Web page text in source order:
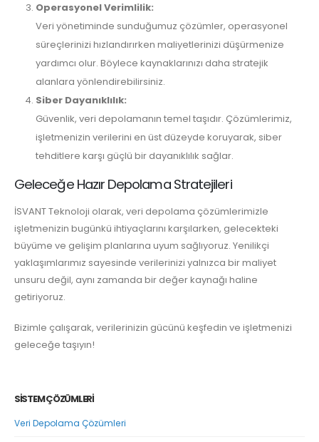
Operasyonel Verimlilik:
Veri yönetiminde sunduğumuz çözümler, operasyonel
süreçlerinizi hızlandırırken maliyetlerinizi düşürmenize
yardımcı olur. Böylece kaynaklarınızı daha stratejik
alanlara yönlendirebilirsiniz.
Siber Dayanıklılık:
Güvenlik, veri depolamanın temel taşıdır. Çözümlerimiz,
işletmenizin verilerini en üst düzeyde koruyarak, siber
tehditlere karşı güçlü bir dayanıklılık sağlar.
Geleceğe Hazır Depolama Stratejileri
İSVANT Teknoloji olarak, veri depolama çözümlerimizle
işletmenizin bugünkü ihtiyaçlarını karşılarken, gelecekteki
büyüme ve gelişim planlarına uyum sağlıyoruz. Yenilikçi
yaklaşımlarımız sayesinde verilerinizi yalnızca bir maliyet
unsuru değil, aynı zamanda bir değer kaynağı haline
getiriyoruz.
Bizimle çalışarak, verilerinizin gücünü keşfedin ve işletmenizi
geleceğe taşıyın!
SİSTEM ÇÖZÜMLERİ
Veri Depolama Çözümleri